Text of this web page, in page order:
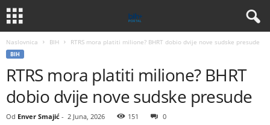
Naslovnica BIH RTRS mora platiti milione? BHRT dobio dvije nove sudske presude
BIH
RTRS mora platiti milione? BHRT
dobio dvije nove sudske presude
Od Enver Smajić - 2 Juna, 2026 151 0